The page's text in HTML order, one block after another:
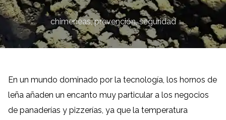
chimeneas,prevención,seguridad
En un mundo dominado por la tecnología, los hornos de
leña añaden un encanto muy particular a los negocios
de panaderías y pizzerías, ya que la temperatura